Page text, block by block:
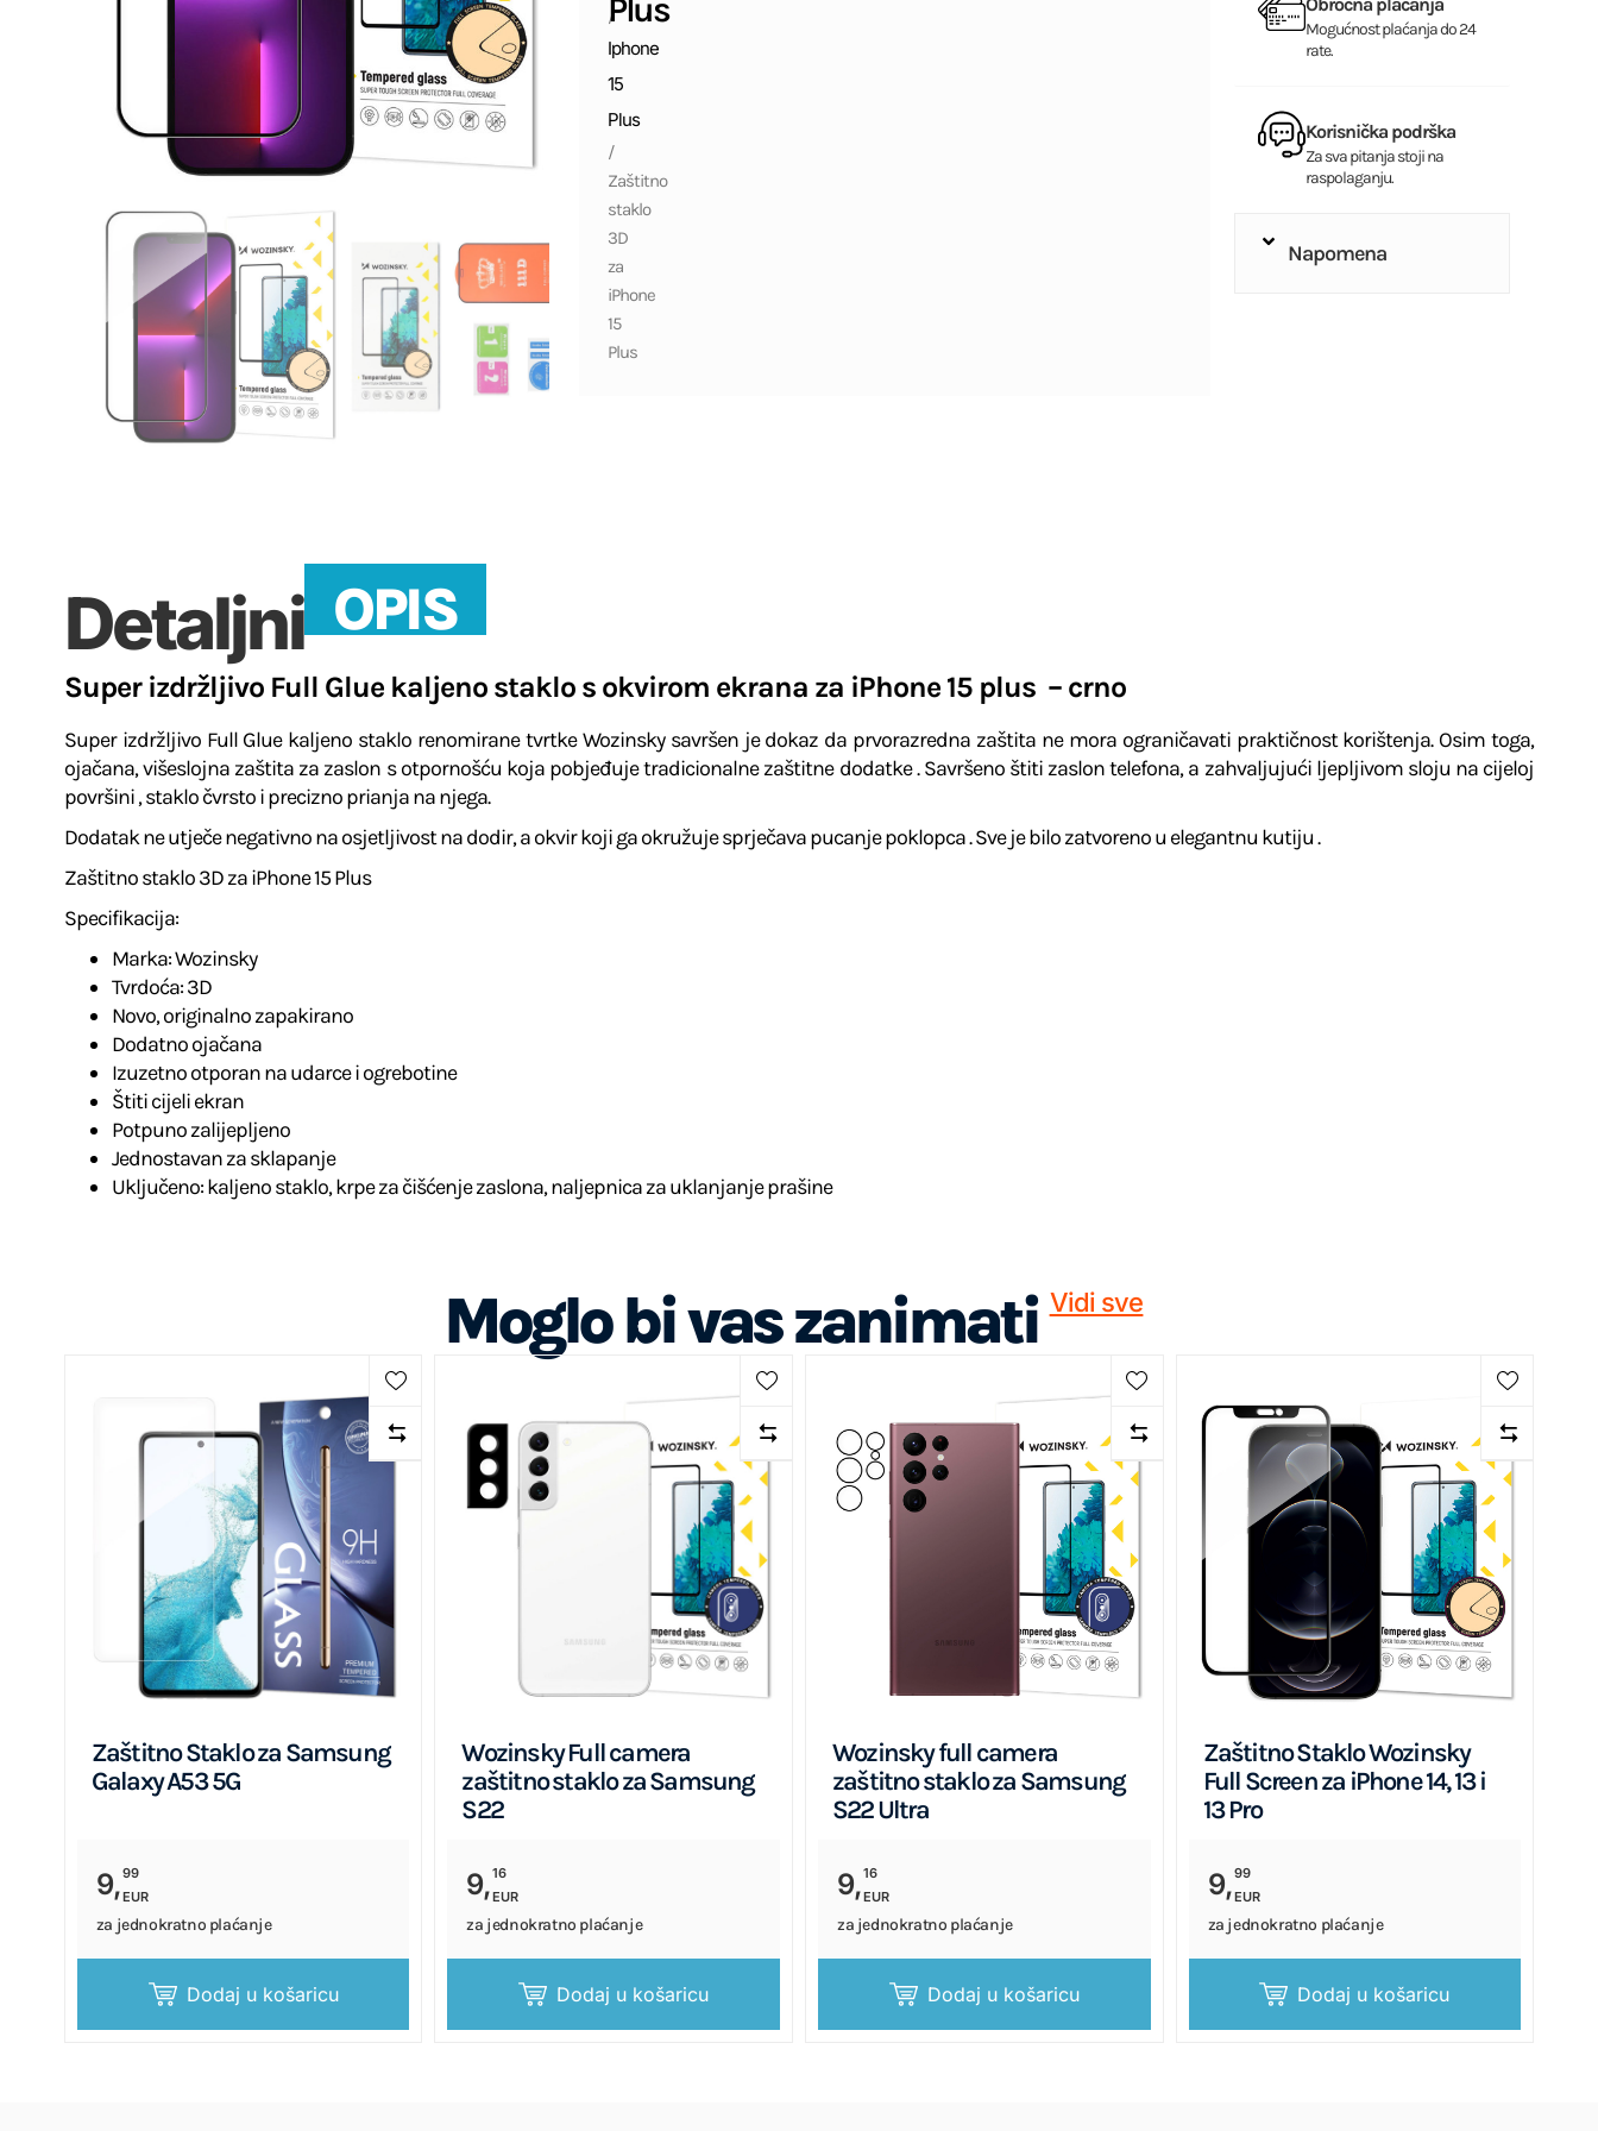
/
Iphone
15
Plus
/
Zaštitno
staklo
3D
za
iPhone
15
Plus
Plus
Mogućnost plaćanja do 24
rate.
Korisnička podrška
Za sva pitanja stoji na
raspolaganju.
Napomena
Detaljni OPIS
Super izdržljivo Full Glue kaljeno staklo s okvirom ekrana za iPhone 15 plus – crno
Super izdržljivo Full Glue kaljeno staklo renomirane tvrtke Wozinsky savršen je dokaz da prvorazredna zaštita ne mora ograničavati praktičnost korištenja. Osim toga,
ojačana, višeslojna zaštita za zaslon s otpornošću koja pobjeđuje tradicionalne zaštitne dodatke . Savršeno štiti zaslon telefona, a zahvaljujući ljepljivom sloju na cijeloj
površini , staklo čvrsto i precizno prianja na njega.
Dodatak ne utječe negativno na osjetljivost na dodir, a okvir koji ga okružuje sprječava pucanje poklopca . Sve je bilo zatvoreno u elegantnu kutiju .
Zaštitno staklo 3D za iPhone 15 Plus
Specifikacija:
Marka: Wozinsky
Tvrdoća: 3D
Novo, originalno zapakirano
Dodatno ojačana
Izuzetno otporan na udarce i ogrebotine
Štiti cijeli ekran
Potpuno zalijepljeno
Jednostavan za sklapanje
Uključeno: kaljeno staklo, krpe za čišćenje zaslona, ​​naljepnica za uklanjanje prašine
Moglo bi vas zanimati Vidi sve
Zaštitno Staklo za Samsung
Galaxy A53 5G
9,99
EUR
za jednokratno plaćanje
Dodaj u košaricu
Wozinsky Full camera
zaštitno staklo za Samsung
S22
9,16
EUR
za jednokratno plaćanje
Dodaj u košaricu
Wozinsky full camera
zaštitno staklo za Samsung
S22 Ultra
9,16
EUR
za jednokratno plaćanje
Dodaj u košaricu
Zaštitno Staklo Wozinsky
Full Screen za iPhone 14, 13 i
13 Pro
9,99
EUR
za jednokratno plaćanje
Dodaj u košaricu